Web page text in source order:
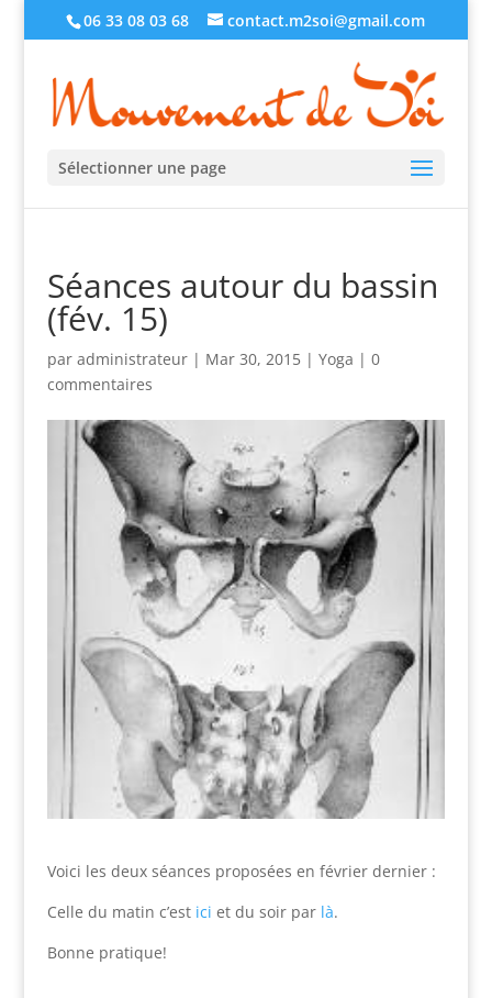
06 33 08 03 68 contact.m2soi@gmail.com
Sélectionner une page
Séances autour du bassin
(fév. 15)
par administrateur| Mar 30, 2015| Yoga | 0
commentaires
Voici les deux séances proposées en février dernier :
Celle du matin c’estici et du soir par là.
Bonne pratique!